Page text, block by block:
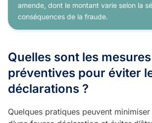
amende, dont le montant varie selon la
conséquences de la fraude.
Quelles sont les mesures
préventives pour éviter
déclarations ?
Quelques pratiques peuvent